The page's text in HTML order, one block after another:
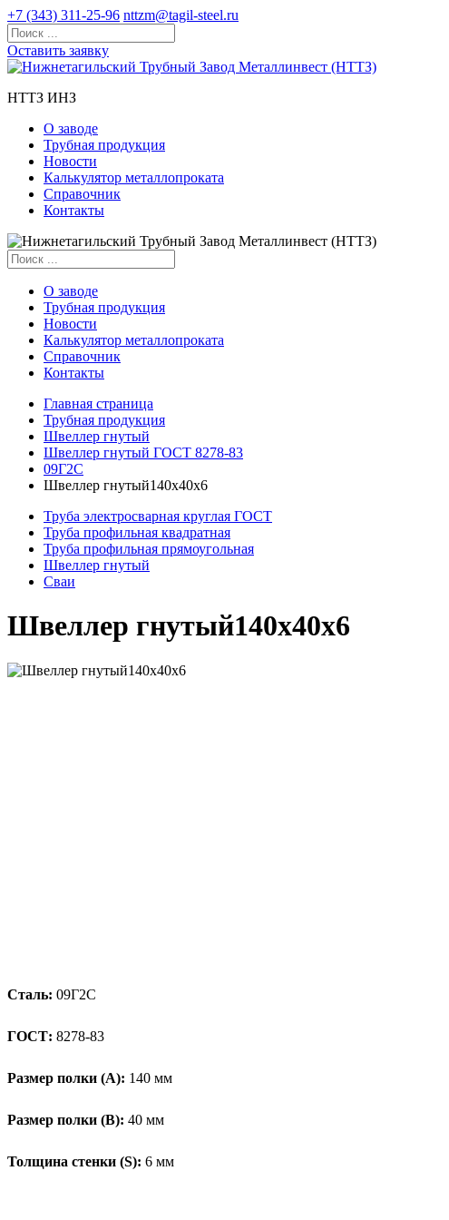
+7 (343) 311-25-96 nttzm@tagil-steel.ru
Оставить заявку
НТТЗ ИНЗ
О заводе
Трубная продукция
Новости
Калькулятор металлопроката
Справочник
Контакты
О заводе
Трубная продукция
Новости
Калькулятор металлопроката
Справочник
Контакты
Главная страница
Трубная продукция
Швеллер гнутый
Швеллер гнутый ГОСТ 8278-83
09Г2С
Швеллер гнутый140х40х6
Труба электросварная круглая ГОСТ
Труба профильная квадратная
Труба профильная прямоугольная
Швеллер гнутый
Сваи
Швеллер гнутый140х40х6
Сталь: 09Г2С
ГОСТ: 8278-83
Размер полки (А): 140 мм
Размер полки (В): 40 мм
Толщина стенки (S): 6 мм